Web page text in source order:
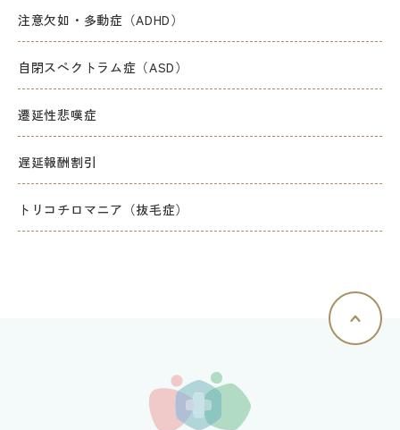
注意欠如・多動症（ADHD）
自閉スペクトラム症（ASD）
遷延性悲嘆症
遅延報酬割引
トリコチロマニア（抜毛症）